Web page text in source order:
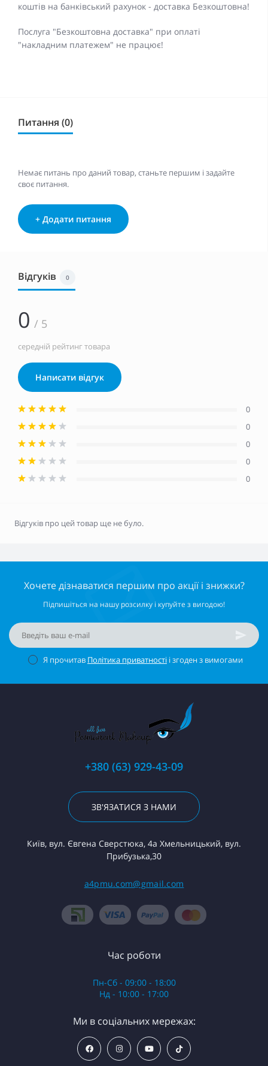
коштів на банківський рахунок - доставка Безкоштовна!
Послуга "Безкоштовна доставка" при оплаті
"накладним платежем" не працює!
Питання (0)
Немає питань про даний товар, станьте першим і задайте
своє питання.
+ Додати питання
Відгуків 0
0 / 5
середній рейтинг товара
Написати відгук
0
0
0
0
0
Відгуків про цей товар ще не було.
Хочете дізнаватися першим про акції і знижки?
Підпишіться на нашу розсилку і купуйте з вигодою!
Я прочитав Політика приватності і згоден з вимогами
+380 (63) 929-43-09
ЗВ'ЯЗАТИСЯ З НАМИ
Київ, вул. Євгена Сверстюка, 4а Хмельницький, вул.
Прибузька,30
a4pmu.com@gmail.com
Час роботи
Пн-Сб - 09:00 - 18:00
Нд - 10:00 - 17:00
Ми в соціальних мережах: